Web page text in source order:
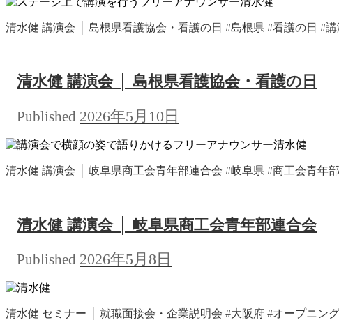
清水健 講演会 │ 島根県看護協会・看護の日 #島根県 #看護の日 #
清水健 講演会 │ 島根県看護協会・看護の日
Published 2026年5月10日
清水健 講演会 │ 岐阜県商工会青年部連合会 #岐阜県 #商工会青年
清水健 講演会 │ 岐阜県商工会青年部連合会
Published 2026年5月8日
清水健 セミナー │ 就職面接会・企業説明会 #大阪府 #オープニン